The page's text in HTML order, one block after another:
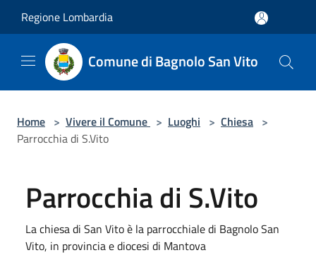
Regione Lombardia
Comune di Bagnolo San Vito
Home > Vivere il Comune > Luoghi > Chiesa >
Parrocchia di S.Vito
Parrocchia di S.Vito
La chiesa di San Vito è la parrocchiale di Bagnolo San
Vito, in provincia e diocesi di Mantova